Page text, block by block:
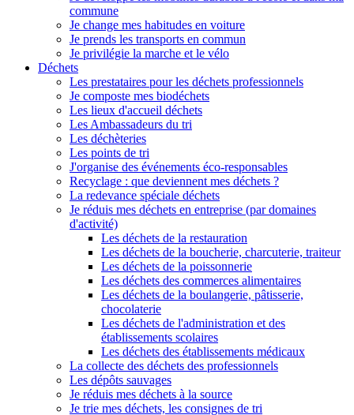
commune
Je change mes habitudes en voiture
Je prends les transports en commun
Je privilégie la marche et le vélo
Déchets
Les prestataires pour les déchets professionnels
Je composte mes biodéchets
Les lieux d'accueil déchets
Les Ambassadeurs du tri
Les déchèteries
Les points de tri
J'organise des événements éco-responsables
Recyclage : que deviennent mes déchets ?
La redevance spéciale déchets
Je réduis mes déchets en entreprise (par domaines
d'activité)
Les déchets de la restauration
Les déchets de la boucherie, charcuterie, traiteur
Les déchets de la poissonnerie
Les déchets des commerces alimentaires
Les déchets de la boulangerie, pâtisserie,
chocolaterie
Les déchets de l'administration et des
établissements scolaires
Les déchets des établissements médicaux
La collecte des déchets des professionnels
Les dépôts sauvages
Je réduis mes déchets à la source
Je trie mes déchets, les consignes de tri